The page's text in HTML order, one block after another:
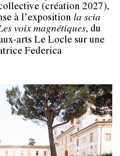
(création 2027),
à l’exposition la scia
voix magnétiques, du
arts Le Locle sur une
Federica